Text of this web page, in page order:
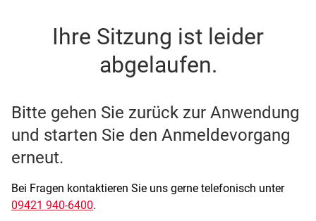
SSO Single-Sign-On der
Ihre Sitzung ist leider
abgelaufen.
Bitte gehen Sie zurück zur Anwendung
und starten Sie den Anmeldevorgang
erneut.
Bei Fragen kontaktieren Sie uns gerne telefonisch unter
09421 940-6400.